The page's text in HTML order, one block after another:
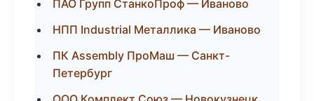
ПАО Групп СтанкоПроф — Иваново
НПП Industrial Металлика — Иваново
ПК Assembly ПроМаш — Санкт-
Петербург